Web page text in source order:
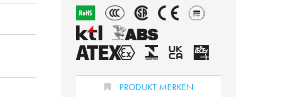
PRODUKT MERKEN